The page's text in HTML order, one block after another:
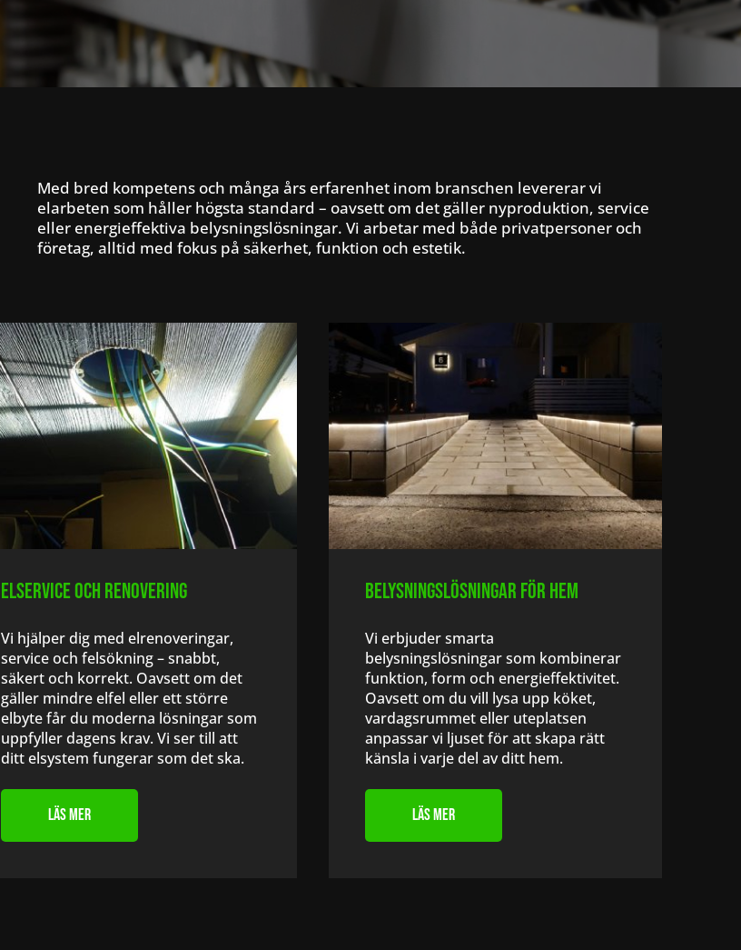
Med bred kompetens och många års erfarenhet inom branschen levererar vi
elarbeten som håller högsta standard – oavsett om det gäller nyproduktion, service
eller energieffektiva belysningslösningar. Vi arbetar med både privatpersoner och
företag, alltid med fokus på säkerhet, funktion och estetik.
Elservice och renovering
Vi hjälper dig med elrenoveringar,
service och felsökning – snabbt,
säkert och korrekt. Oavsett om det
gäller mindre elfel eller ett större
elbyte får du moderna lösningar som
uppfyller dagens krav. Vi ser till att
ditt elsystem fungerar som det ska.
Läs Mer
Belysningslösningar för hem
Vi erbjuder smarta
belysningslösningar som kombinerar
funktion, form och energieffektivitet.
Oavsett om du vill lysa upp köket,
vardagsrummet eller uteplatsen
anpassar vi ljuset för att skapa rätt
känsla i varje del av ditt hem.
Läs Mer